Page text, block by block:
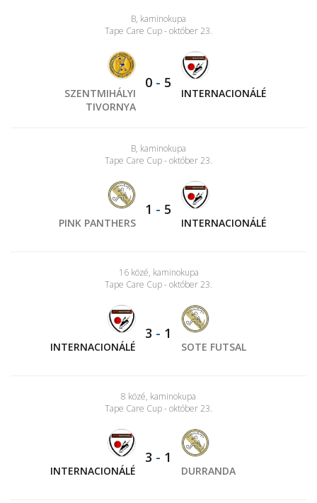
B, kaminokupa
Tape Care Cup - október 23.
SZENTMIHÁLYI
TIVORNYA
0 - 5
INTERNACIONÁLÉ
B, kaminokupa
Tape Care Cup - október 23.
PINK PANTHERS
1 - 5
INTERNACIONÁLÉ
16 közé, kaminokupa
Tape Care Cup - október 23.
INTERNACIONÁLÉ
3 - 1
SOTE FUTSAL
8 közé, kaminokupa
Tape Care Cup - október 23.
INTERNACIONÁLÉ
3 - 1
DURRANDA